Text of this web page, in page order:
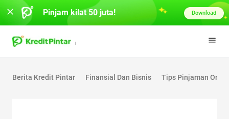
Berita Kredit Pintar Finansial Dan Bisnis Tips Pinjaman
Pinjam kilat 50 juta! Download